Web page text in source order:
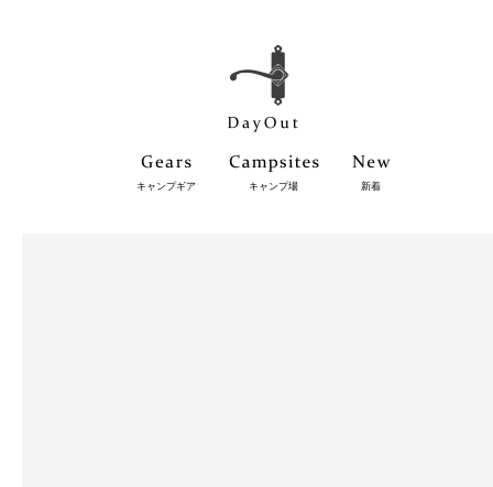
キャンプギア キャンプ場 新着